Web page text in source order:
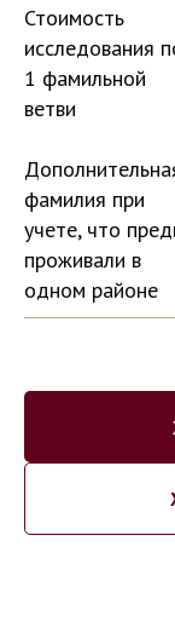
Стоимость
исследования
1 фамильной
ветви
фамилия при
учете, что
проживали в
одном районе